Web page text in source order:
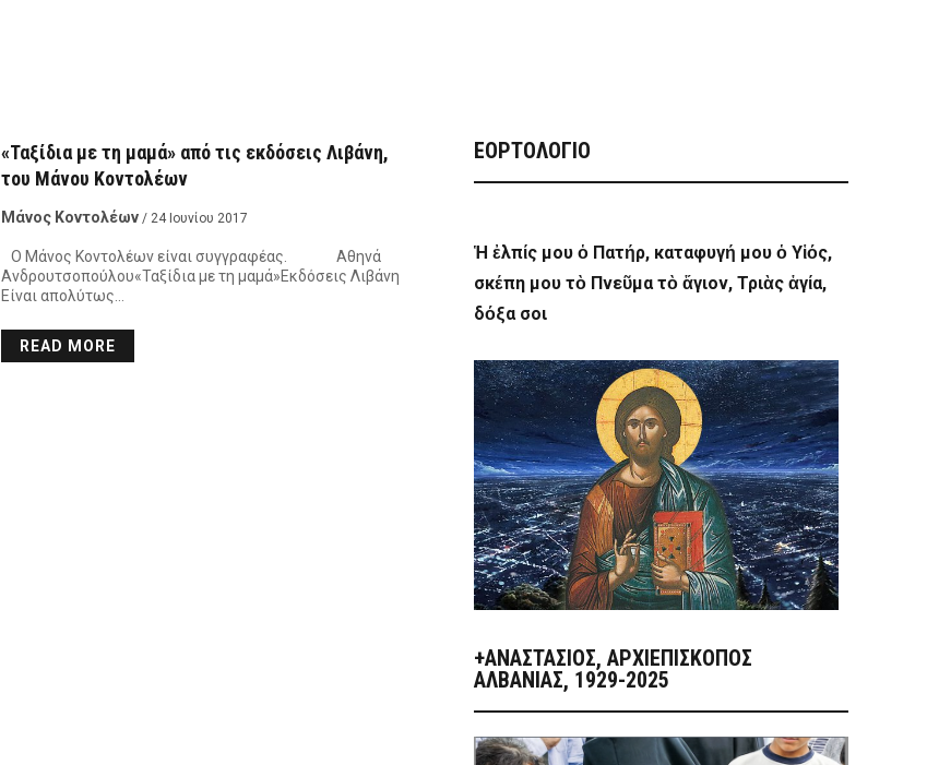
«Ταξίδια με τη μαμά» από τις εκδόσεις Λιβάνη,
του Μάνου Κοντολέων
Μάνος Κοντολέων / 24 Ιουνίου 2017
Ο Μάνος Κοντολέων είναι συγγραφέας. Αθηνά
Ανδρουτσοπούλου«Ταξίδια με τη μαμά»Εκδόσεις Λιβάνη
Είναι απολύτως…
READ MORE
ΕΟΡΤΟΛΟΓΙΟ
Ἡ ἐλπίς μου ὁ Πατήρ, καταφυγή μου ὁ Υἱός,
σκέπη μου τὸ Πνεῦμα τὸ ἅγιον, Τριὰς ἁγία,
δόξα σοι
+ΑΝΑΣΤΆΣΙΟΣ, ΑΡΧΙΕΠΊΣΚΟΠΟΣ
ΑΛΒΑΝΊΑΣ, 1929-2025